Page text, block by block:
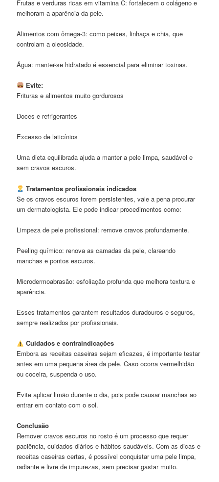
Frutas e verduras ricas em vitamina C: fortalecem o colágeno e
melhoram a aparência da pele.
Alimentos com ômega-3: como peixes, linhaça e chia, que
controlam a oleosidade.
Água: manter-se hidratado é essencial para eliminar toxinas.
Evite:
Frituras e alimentos muito gordurosos
Doces e refrigerantes
Excesso de laticínios
Uma dieta equilibrada ajuda a manter a pele limpa, saudável e
sem cravos escuros.
Tratamentos profissionais indicados
Se os cravos escuros forem persistentes, vale a pena procurar
um dermatologista. Ele pode indicar procedimentos como:
Limpeza de pele profissional: remove cravos profundamente.
Peeling químico: renova as camadas da pele, clareando
manchas e pontos escuros.
Microdermoabrasão: esfoliação profunda que melhora textura e
aparência.
Esses tratamentos garantem resultados duradouros e seguros,
sempre realizados por profissionais.
Cuidados e contraindicações
Embora as receitas caseiras sejam eficazes, é importante testar
antes em uma pequena área da pele. Caso ocorra vermelhidão
ou coceira, suspenda o uso.
Evite aplicar limão durante o dia, pois pode causar manchas ao
entrar em contato com o sol.
Conclusão
Remover cravos escuros no rosto é um processo que requer
paciência, cuidados diários e hábitos saudáveis. Com as dicas e
receitas caseiras certas, é possível conquistar uma pele limpa,
radiante e livre de impurezas, sem precisar gastar muito.